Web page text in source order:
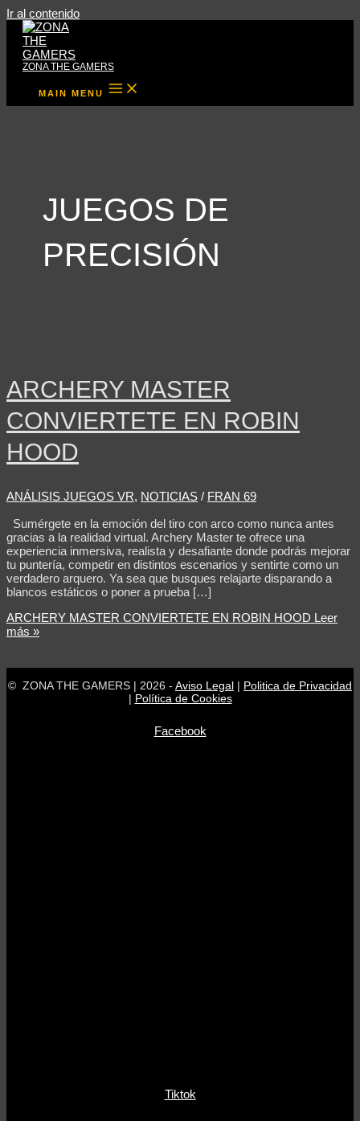
Ir al contenido
ZONA THE GAMERS
MAIN MENU
JUEGOS DE
PRECISIÓN
ARCHERY MASTER
CONVIERTETE EN ROBIN
HOOD
ANÁLISIS JUEGOS VR, NOTICIAS / FRAN 69
Sumérgete en la emoción del tiro con arco como nunca antes
gracias a la realidad virtual. Archery Master te ofrece una
experiencia inmersiva, realista y desafiante donde podrás mejorar
tu puntería, competir en distintos escenarios y sentirte como un
verdadero arquero. Ya sea que busques relajarte disparando a
blancos estáticos o poner a prueba […]
ARCHERY MASTER CONVIERTETE EN ROBIN HOOD Leer
más »
© ZONA THE GAMERS | 2026 - Aviso Legal | Politica de Privacidad
| Política de Cookies
Facebook
Tiktok